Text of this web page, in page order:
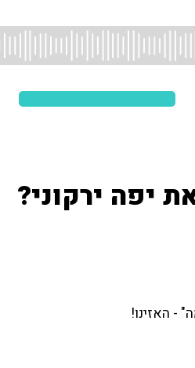
יפה ירקוני?
- האזינו!